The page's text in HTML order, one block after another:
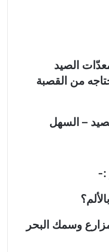
الصيد
من القصبة
– السهل
:-‏
وسمك البحر